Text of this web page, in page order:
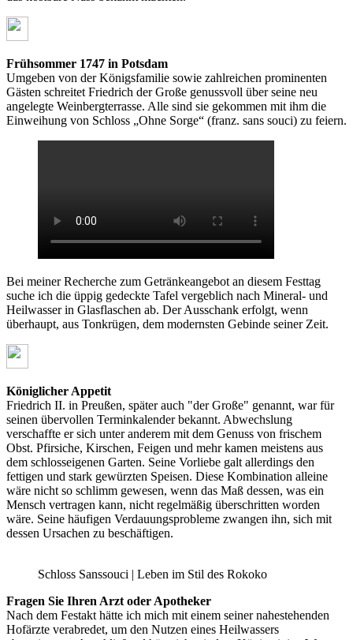
Frühsommer 1747 in Potsdam
Umgeben von der Königsfamilie sowie zahlreichen prominenten
Gästen schreitet Friedrich der Große genussvoll über seine neu
angelegte Weinbergterrasse. Alle sind sie gekommen mit ihm die
Einweihung von Schloss „Ohne Sorge“ (franz. sans souci) zu feiern.
Bei meiner Recherche zum Getränkeangebot an diesem Festtag
suche ich die üppig gedeckte Tafel vergeblich nach Mineral- und
Heilwasser in Glasflaschen ab. Der Ausschank erfolgt, wenn
überhaupt, aus Tonkrügen, dem modernsten Gebinde seiner Zeit.
Königlicher Appetit
Friedrich II. in Preußen, später auch "der Große" genannt, war für
seinen übervollen Terminkalender bekannt. Abwechslung
verschaffte er sich unter anderem mit dem Genuss von frischem
Obst. Pfirsiche, Kirschen, Feigen und mehr kamen meistens aus
dem schlosseigenen Garten. Seine Vorliebe galt allerdings den
fettigen und stark gewürzten Speisen. Diese Kombination alleine
wäre nicht so schlimm gewesen, wenn das Maß dessen, was ein
Mensch vertragen kann, nicht regelmäßig überschritten worden
wäre. Seine häufigen Verdauungsprobleme zwangen ihn, sich mit
dessen Ursachen zu beschäftigen.
Schloss Sanssouci | Leben im Stil des Rokoko
Fragen Sie Ihren Arzt oder Apotheker
Nach dem Festakt hätte ich mich mit einem seiner nahestehenden
Hofärzte verabredet, um den Nutzen eines Heilwassers